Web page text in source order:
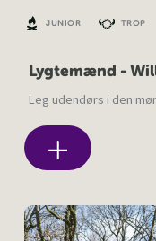
JUNIOR TROP
Lygtemænd -
Leg udendørs i den